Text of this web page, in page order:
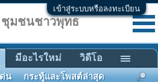
เข้าสู่ระบบหรือลงทะเบียน
ชุมชนชาวพุทธ
ด่น กระทู้และโพสต์ล่าสุด
มีอะไรใหม่ วิดีโอ